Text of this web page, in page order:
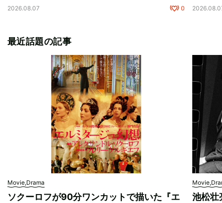
2026.08.07 0
最近話題の記事
Movie,Drama
ソクーロフが90分ワンカットで描いた『エ
池松壮